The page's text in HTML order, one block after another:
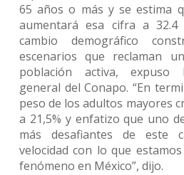
65 años o más y se estima
aumentará esa cifra a 32.4
cambio demográfico
escenarios que reclaman
población activa, expuso
general del Conapo. “En
peso de los adultos mayores
a 21,5% y enfatizo que uno
más desafiantes de este
velocidad con lo que
fenómeno en México”, dijo.